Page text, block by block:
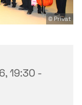
© Privat
19:30 -